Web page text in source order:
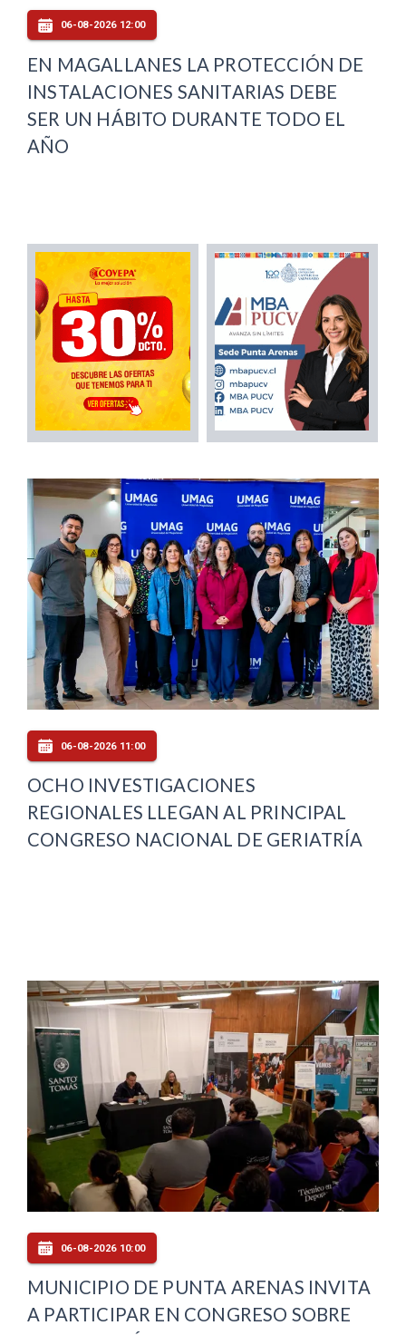
06-08-2026 12:00
EN MAGALLANES LA PROTECCIÓN DE
INSTALACIONES SANITARIAS DEBE
SER UN HÁBITO DURANTE TODO EL
AÑO
06-08-2026 11:00
OCHO INVESTIGACIONES
REGIONALES LLEGAN AL PRINCIPAL
CONGRESO NACIONAL DE GERIATRÍA
06-08-2026 10:00
MUNICIPIO DE PUNTA ARENAS INVITA
A PARTICIPAR EN CONGRESO SOBRE